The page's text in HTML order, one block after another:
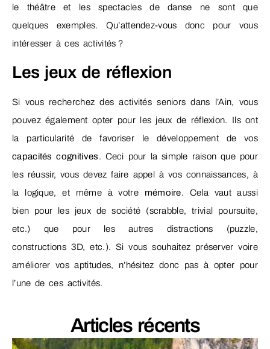
le théâtre et les spectacles de danse ne sont que
quelques exemples. Qu’attendez-vous donc pour vous
intéresser à ces activités ?
Les jeux de réflexion
Si vous recherchez des activités seniors dans l’Ain, vous
pouvez également opter pour les jeux de réflexion. Ils ont
la particularité de favoriser le développement de vos
capacités cognitives. Ceci pour la simple raison que pour
les réussir, vous devez faire appel à vos connaissances, à
la logique, et même à votre mémoire. Cela vaut aussi
bien pour les jeux de société (scrabble, trivial poursuite,
etc.) que pour les autres distractions (puzzle,
constructions 3D, etc.). Si vous souhaitez préserver voire
améliorer vos aptitudes, n’hésitez donc pas à opter pour
l’une de ces activités.
Articles récents